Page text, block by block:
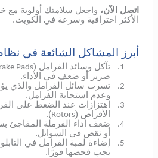
اتصل الآن، واجعل سلامتك أولوية مع
الأكثر احترافية وسرعة في الكويت.
أبرز المشاكل الشائعة في
1. تآكل وسائد الفرامل (Pads
صرير أو ضعف في الأداء.
2.
تسرب سائل الفرامل والذي
وعدم استجابة الفرامل.
3.
اهتزازات عند الضغط على
الأقراص (Rotors
).
4.
ضعف أداء الفرملة المفاجئ
أو نقص في السوائل.
5.
إضاءة لمبة الفرامل في
يجب فحصها فورًا.